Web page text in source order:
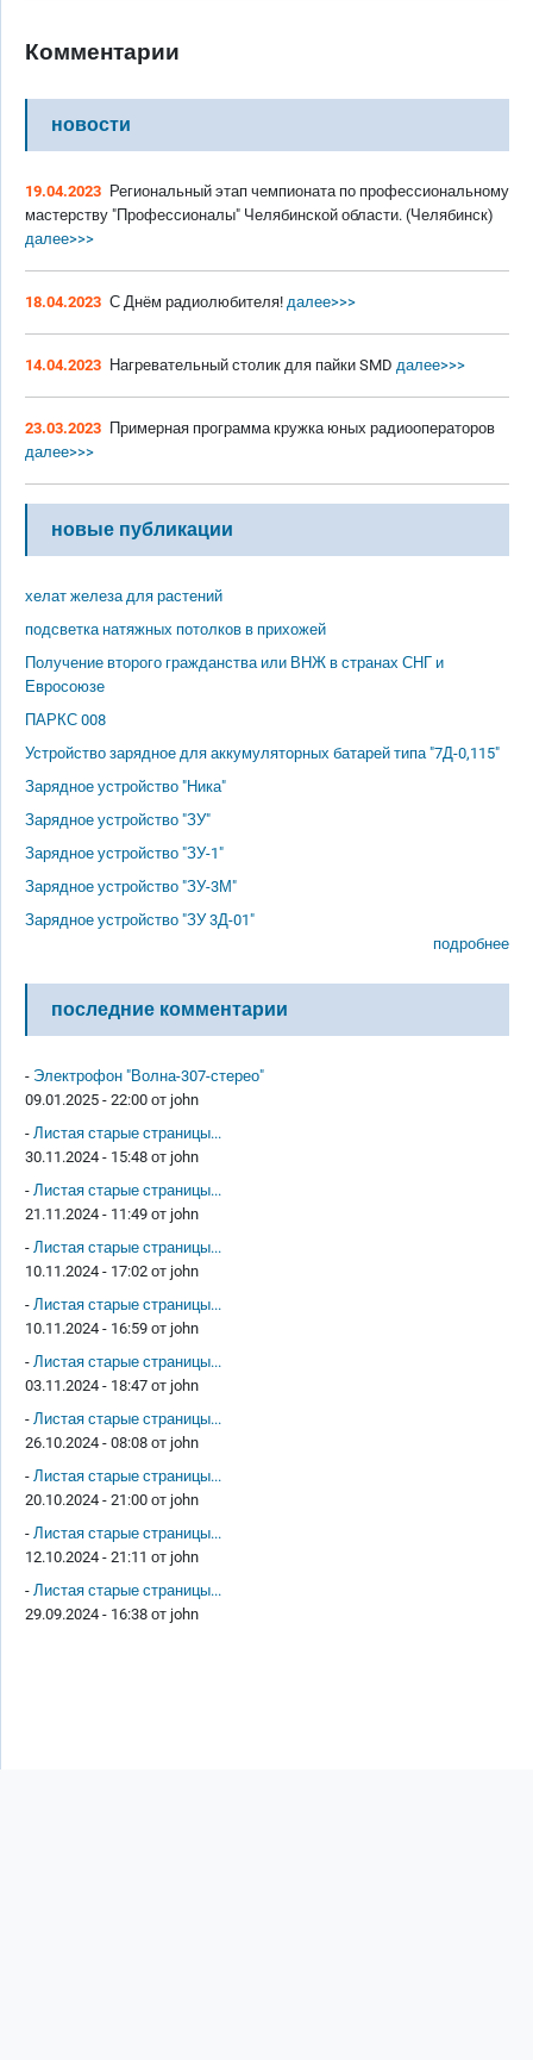
Комментарии
новости
19.04.2023 Региональный этап чемпионата по профессиональному
мастерству "Профессионалы" Челябинской области. (Челябинск)
далее>>>
18.04.2023 С Днём радиолюбителя! далее>>>
14.04.2023 Нагревательный столик для пайки SMD далее>>>
23.03.2023 Примерная программа кружка юных радиооператоров
далее>>>
новые публикации
хелат железа для растений
подсветка натяжных потолков в прихожей
Получение второго гражданства или ВНЖ в странах СНГ и
Евросоюзе
ПАРКС 008
Устройство зарядное для аккумуляторных батарей типа "7Д-0,115"
Зарядное устройство "Ника"
Зарядное устройство "ЗУ"
Зарядное устройство "ЗУ-1"
Зарядное устройство "ЗУ-3М"
Зарядное устройство "ЗУ 3Д-01"
подробнее
последние комментарии
- Электрофон "Волна-307-стерео"
09.01.2025 - 22:00 от john
- Листая старые страницы...
30.11.2024 - 15:48 от john
- Листая старые страницы...
21.11.2024 - 11:49 от john
- Листая старые страницы...
10.11.2024 - 17:02 от john
- Листая старые страницы...
10.11.2024 - 16:59 от john
- Листая старые страницы...
03.11.2024 - 18:47 от john
- Листая старые страницы...
26.10.2024 - 08:08 от john
- Листая старые страницы...
20.10.2024 - 21:00 от john
- Листая старые страницы...
12.10.2024 - 21:11 от john
- Листая старые страницы...
29.09.2024 - 16:38 от john